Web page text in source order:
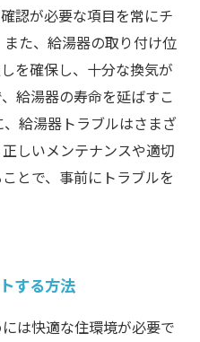
認が必要な項目を常にチ
た、給湯器の取り付け位
を確保し、十分な換気が
給湯器の寿命を延ばすこ
給湯器トラブルはさまざ
しいメンテナンスや適切
とで、事前にトラブルを
する方法
は快適な住環境が必要で